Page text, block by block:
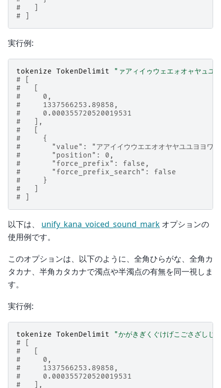
#   ]
# ]
実行例:
tokenize TokenDelimit
"ァアィイゥウェエォオャヤュユ
# [
#   [
#     0,
#     1337566253.89858,
#     0.000355720520019531
#   ],
#   [
#     {
#       "value": "アアイイウウエエオオヤヤユユヨヨワワ
#       "position": 0,
#       "force_prefix": false,
#       "force_prefix_search": false
#     }
#   ]
# ]
以下は、 unify_kana_voiced_sound_mark オプションの
使用例です。
このオプションは、以下のように、全角ひらがな、全角カ
タカナ、半角カタカナで濁点や半濁点の有無を同一視しま
す。
実行例:
tokenize TokenDelimit
"かがきぎくぐけげこごさざしじ
# [
#   [
#     0,
#     1337566253.89858,
#     0.000355720520019531
#   ],